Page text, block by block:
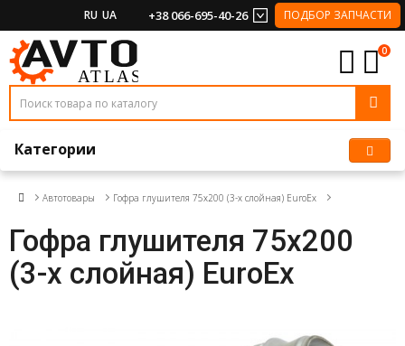
RU UA +38 066-695-40-26 ПОДБОР ЗАПЧАСТИ
0
Категории
Автотовары Гофра глушителя 75x200 (3-х слойная) EuroEx
Гофра глушителя 75x200
(3-х слойная) EuroEx